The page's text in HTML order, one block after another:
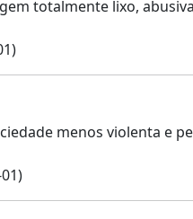
totalmente lixo,
menos violenta e